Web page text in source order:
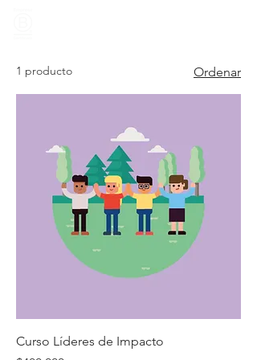
1 producto Ordenar
Curso Líderes de Impacto